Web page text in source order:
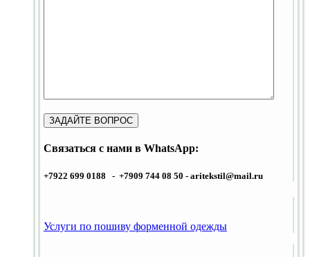
Связаться с нами в WhatsApp:
+7922 699 0188 - +7909 744 08 50 - aritekstil@mail.ru
Услуги по пошиву форменной одежды